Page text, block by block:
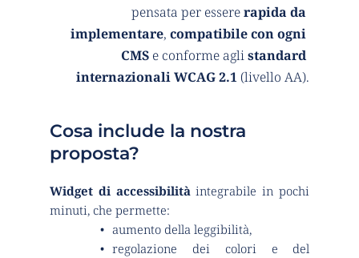
pensata per essere rapida da
implementare, compatibile con ogni
CMS e conforme agli standard
internazionali WCAG 2.1 (livello AA).
Cosa include la nostra
proposta?
Widget di accessibilità integrabile in pochi
minuti, che permette:
aumento della leggibilità,
regolazione dei colori e del